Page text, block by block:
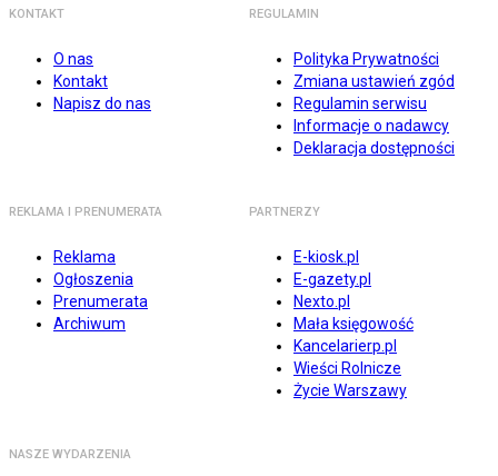
KONTAKT
O nas
Kontakt
Napisz do nas
REGULAMIN
Polityka Prywatności
Zmiana ustawień zgód
Regulamin serwisu
Informacje o nadawcy
Deklaracja dostępności
REKLAMA I PRENUMERATA
Reklama
Ogłoszenia
Prenumerata
Archiwum
PARTNERZY
E-kiosk.pl
E-gazety.pl
Nexto.pl
Mała księgowość
Kancelarierp.pl
Wieści Rolnicze
Życie Warszawy
NASZE WYDARZENIA